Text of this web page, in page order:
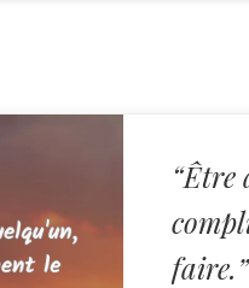
“Être
faire.”